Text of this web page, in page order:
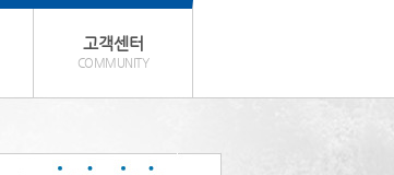
고객센터
COMMUNITY